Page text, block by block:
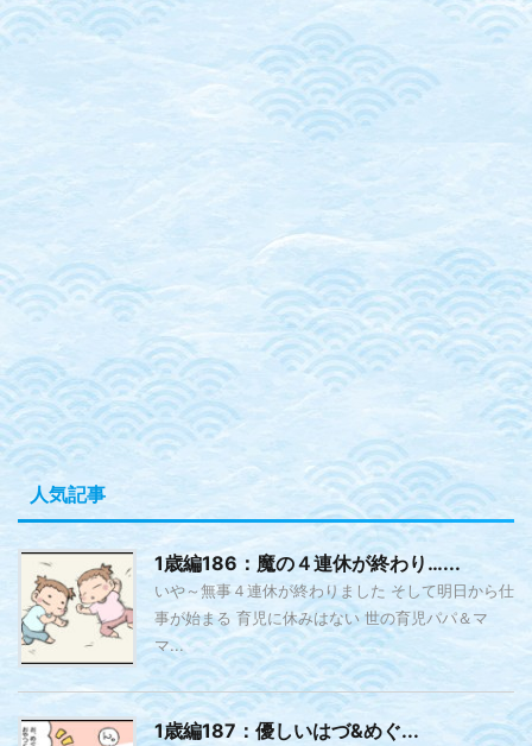
人気記事
1歳編186：魔の４連休が終わり…...
いや～無事４連休が終わりました そして明日から仕
事が始まる 育児に休みはない 世の育児パパ＆マ
マ...
1歳編187：優しいはづ&めぐ...